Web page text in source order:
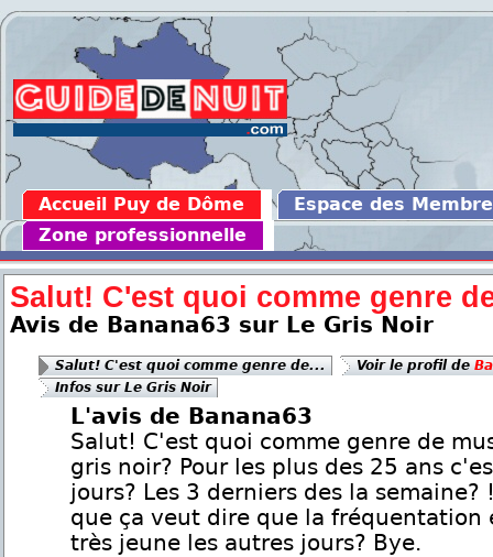
Accueil Puy de Dôme
Espace des Membre
Zone professionnelle
Salut! C'est quoi comme genre
Avis de Banana63 sur Le Gris Noir
Salut! C'est quoi comme genre de... Voir le profil de
Infos sur Le Gris Noir
L'avis de Banana63
Salut! C'est quoi comme genre de
gris noir? Pour les plus des 25 ans
jours? Les 3 derniers des la semaine?
que ça veut dire que la fréquentation
très jeune les autres jours? Bye.